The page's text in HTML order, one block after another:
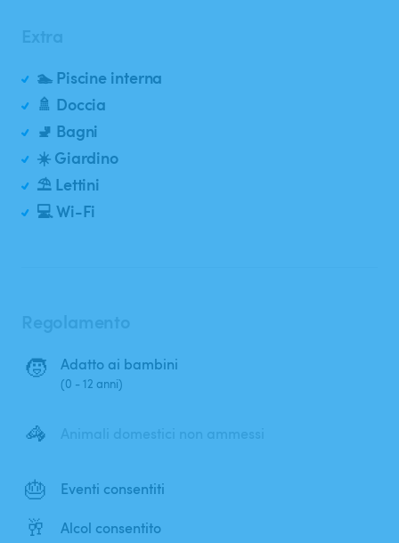
🏊 Piscine interna
🚿 Doccia
🚽 Bagni
☀️ Giardino
⛱️ Lettini
💻 Wi-Fi
🧒 Adatto ai bambini
(0 - 12 anni)
🦓
🎂 Eventi consentiti
🥂 Alcol consentito